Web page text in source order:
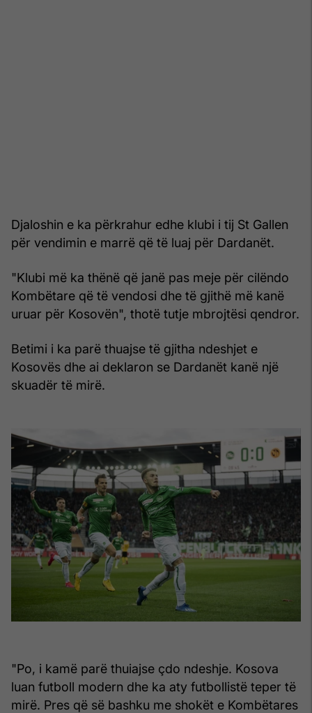
Djaloshin e ka përkrahur edhe klubi i tij St Gallen
për vendimin e marrë që të luaj për Dardanët.
"Klubi më ka thënë që janë pas meje për cilëndo
Kombëtare që të vendosi dhe të gjithë më kanë
uruar për Kosovën", thotë tutje mbrojtësi qendror.
Betimi i ka parë thuajse të gjitha ndeshjet e
Kosovës dhe ai deklaron se Dardanët kanë një
skuadër të mirë.
"Po, i kamë parë thuiajse çdo ndeshje. Kosova
luan futboll modern dhe ka aty futbollistë teper të
mirë. Pres që së bashku me shokët e Kombëtares